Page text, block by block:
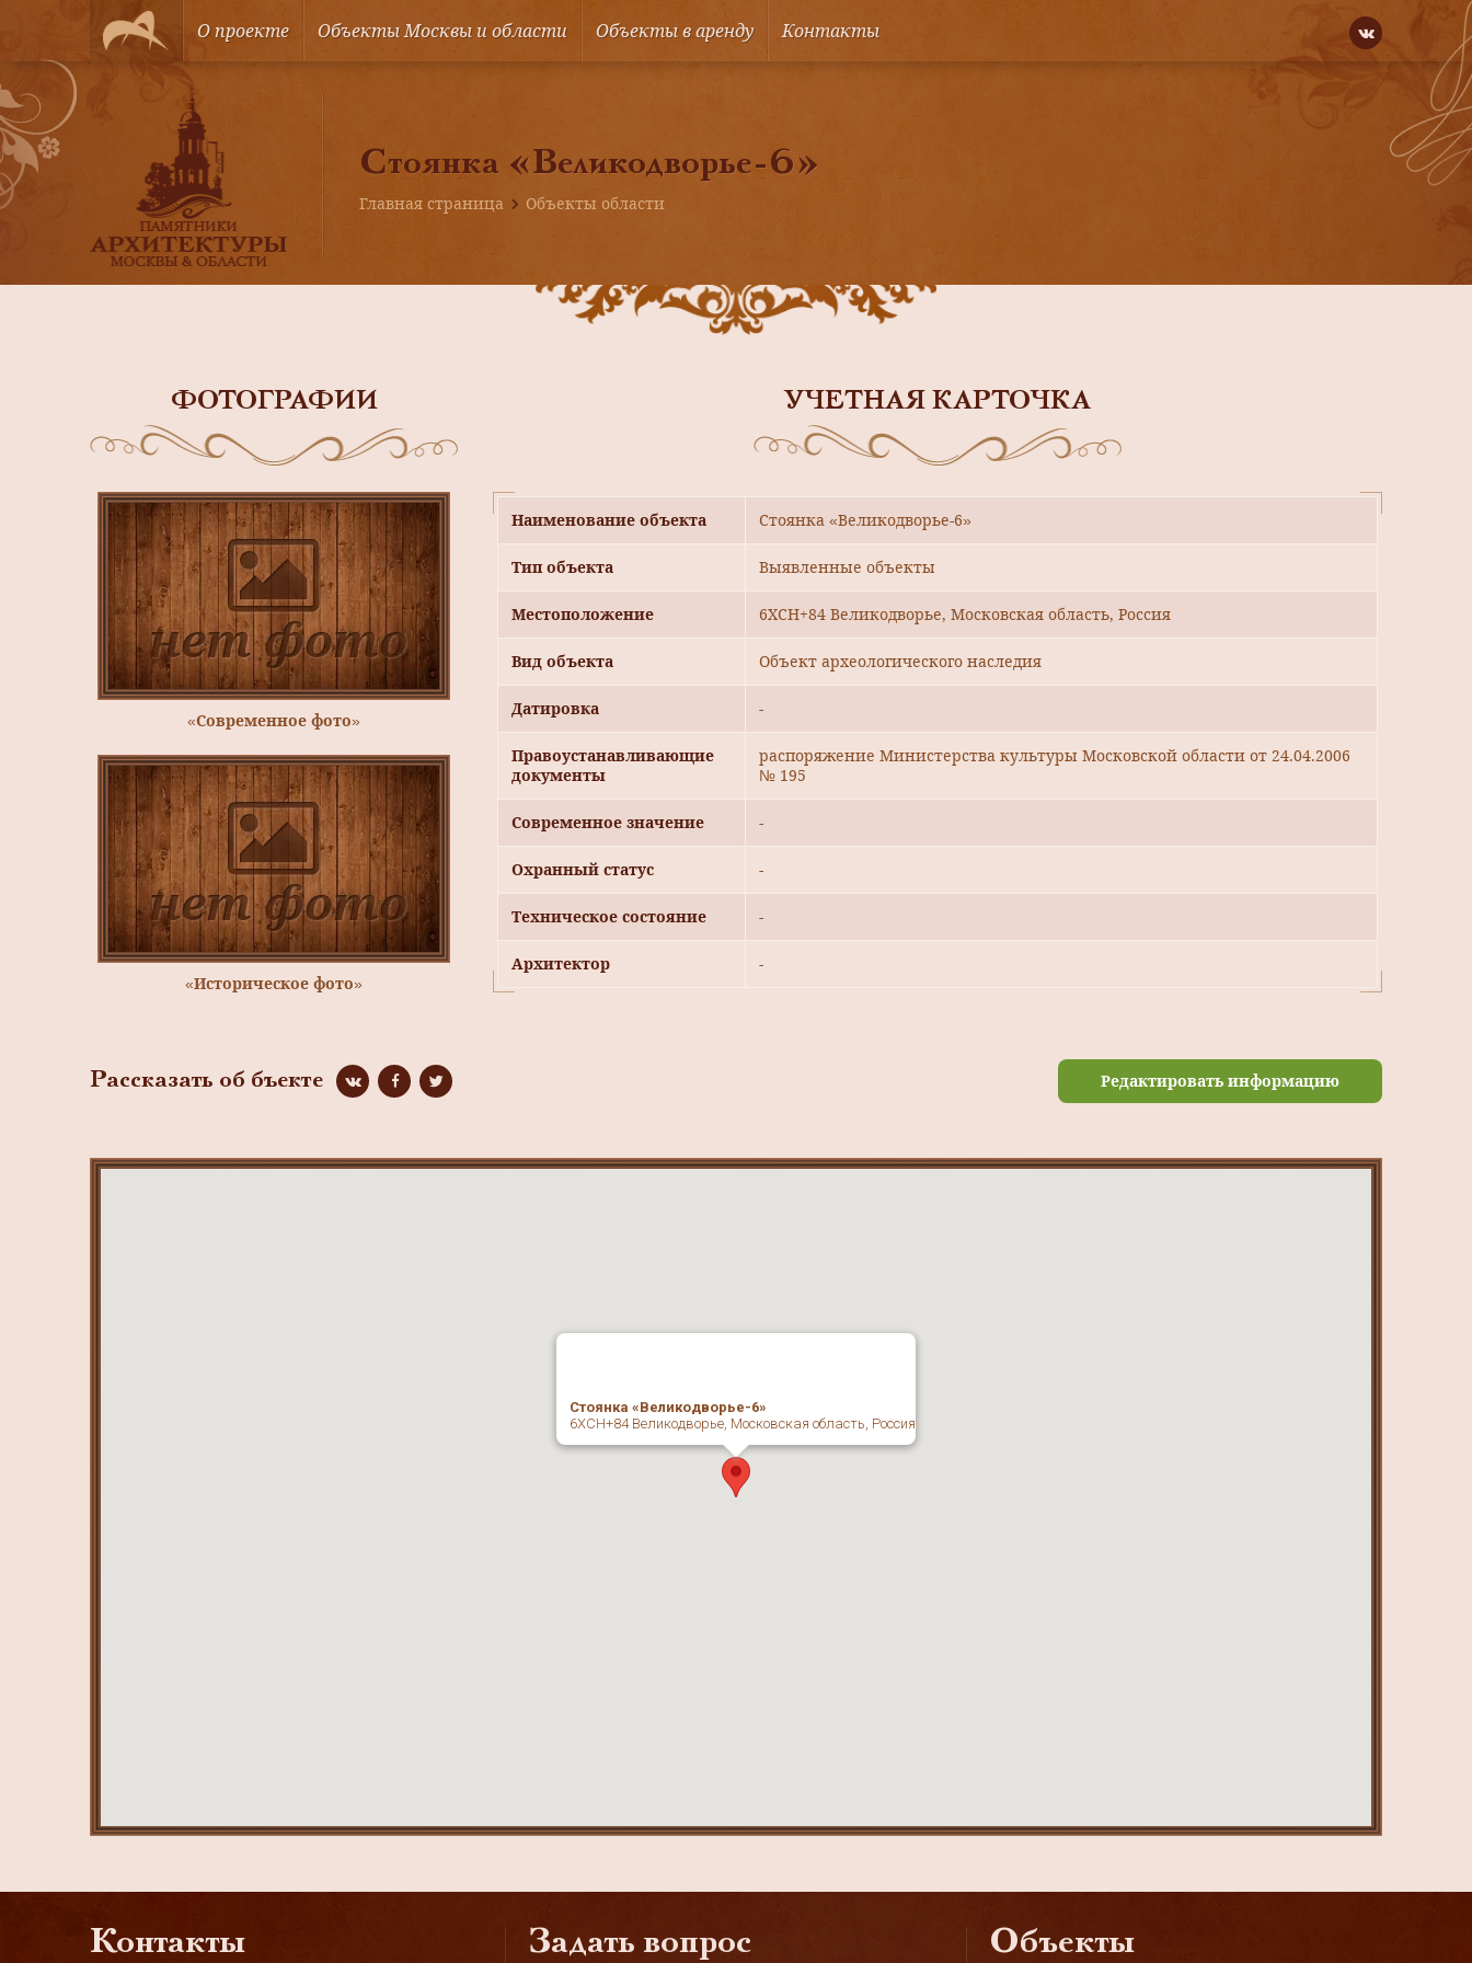
О проекте Объекты Москвы и области Объекты в аренду Контакты
Стоянка «Великодворье-6»
Главная страница Объекты области
ФОТОГРАФИИ
«Современное фото»
«Историческое фото»
УЧЕТНАЯ КАРТОЧКА
Наименование объекта Стоянка «Великодворье-6»
Тип объекта Выявленные объекты
Местоположение 6XCH+84 Великодворье, Московская область, Россия
Вид объекта Объект археологического наследия
Датировка -
Правоустанавливающие
документы
распоряжение Министерства культуры Московской области от 24.04.2006
№ 195
Современное значение -
Охранный статус -
Техническое состояние -
Архитектор -
Рассказать об бъекте Редактировать информацию
Стоянка «Великодворье-6»
6XCH+84 Великодворье, Московская область, Россия
Контакты Задать вопрос Объекты